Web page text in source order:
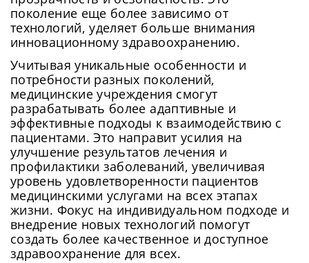
поколение еще более зависимо от
технологий, уделяет больше внимания
инновационному здравоохранению.
Учитывая уникальные особенности и
потребности разных поколений,
медицинские учреждения смогут
разрабатывать более адаптивные и
эффективные подходы к взаимодействию с
пациентами. Это направит усилия на
улучшение результатов лечения и
профилактики заболеваний, увеличивая
уровень удовлетворенности пациентов
медицинскими услугами на всех этапах
жизни. Фокус на индивидуальном подходе и
внедрение новых технологий помогут
создать более качественное и доступное
здравоохранение для всех.